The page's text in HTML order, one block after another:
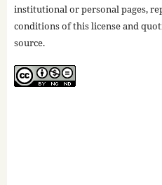
institutional or personal pages,
conditions of this license and
source.